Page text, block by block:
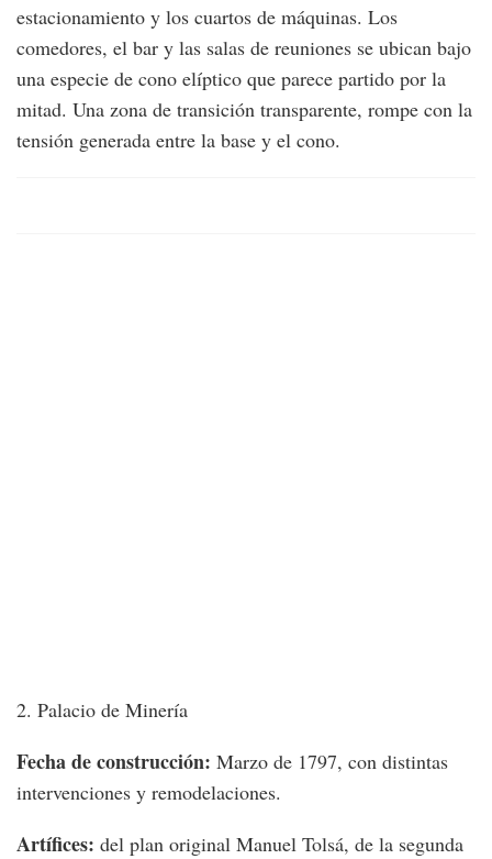
estacionamiento y los cuartos de máquinas. Los
comedores, el bar y las salas de reuniones se ubican bajo
una especie de cono elíptico que parece partido por la
mitad. Una zona de transición transparente, rompe con la
tensión generada entre la base y el cono.
2. Palacio de Minería
Fecha de construcción: Marzo de 1797, con distintas
intervenciones y remodelaciones.
Artífices: del plan original Manuel Tolsá, de la segunda